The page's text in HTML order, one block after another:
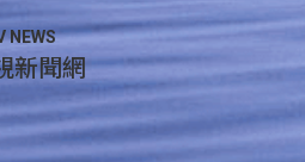
NEWS
新聞網